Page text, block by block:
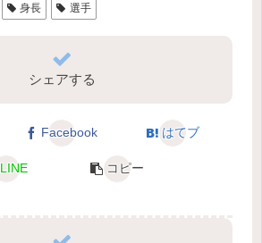
身長 選手
シェアする
Facebook はてブ
LINE コピー